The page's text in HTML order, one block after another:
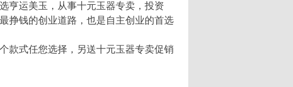
亨运美玉，从事十元玉器专卖，投资
挣钱的创业道路，也是自主创业的首选
款式任您选择，另送十元玉器专卖促销